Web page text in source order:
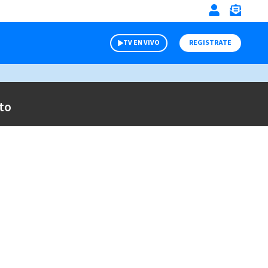
TV EN VIVO REGISTRATE